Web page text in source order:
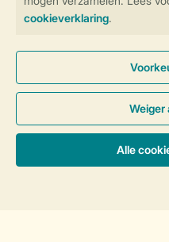
Controle over